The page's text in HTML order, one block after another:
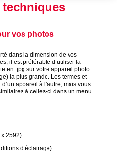
vos photos
dans la dimension de vos
il est préférable d’utiliser la
en .jpg sur votre appareil photo
la plus grande. Les termes et
appareil à l’autre, mais vous
à celles-ci dans un menu
x 2592)
d’éclairage)